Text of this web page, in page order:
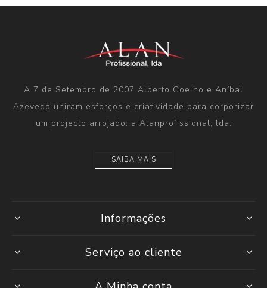
A 7 de Setembro de 2007 Alberto Coelho e Aníbal
Azevedo uniram esforços e criatividade para corporizar
um projecto arrojado: a Alanprofissional, lda.
SAIBA MAIS
Informações
Serviço ao cliente